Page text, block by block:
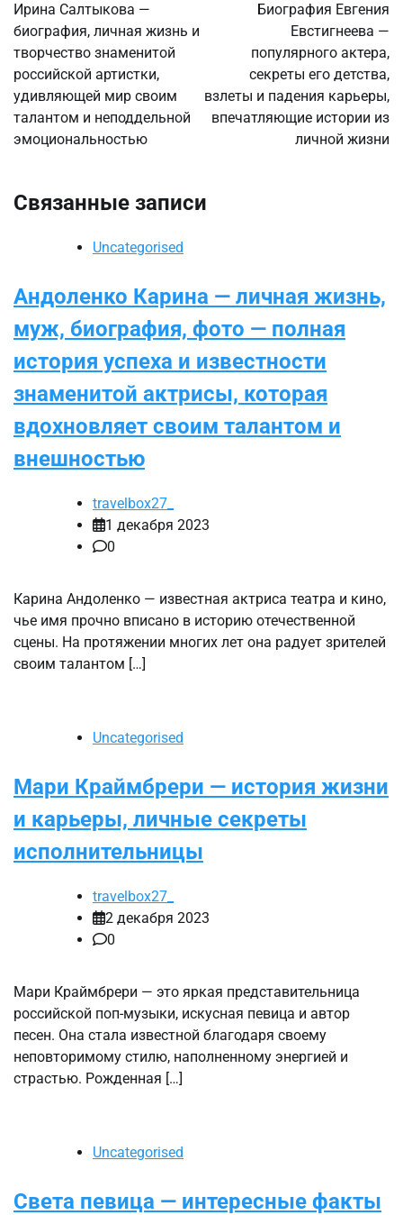
записям
Ирина Салтыкова —
биография, личная жизнь и
творчество знаменитой
российской артистки,
удивляющей мир своим
талантом и неподдельной
эмоциональностью
Биография Евгения
Евстигнеева —
популярного актера,
секреты его детства,
взлеты и падения карьеры,
впечатляющие истории из
личной жизни
Связанные записи
Uncategorised
Андоленко Карина — личная жизнь,
муж, биография, фото — полная
история успеха и известности
знаменитой актрисы, которая
вдохновляет своим талантом и
внешностью
travelbox27_
1 декабря 2023
0
Карина Андоленко — известная актриса театра и кино,
чье имя прочно вписано в историю отечественной
сцены. На протяжении многих лет она радует зрителей
своим талантом […]
Uncategorised
Мари Краймбрери — история жизни
и карьеры, личные секреты
исполнительницы
travelbox27_
2 декабря 2023
0
Мари Краймбрери — это яркая представительница
российской поп-музыки, искусная певица и автор
песен. Она стала известной благодаря своему
неповторимому стилю, наполненному энергией и
страстью. Рожденная […]
Uncategorised
Света певица — интересные факты